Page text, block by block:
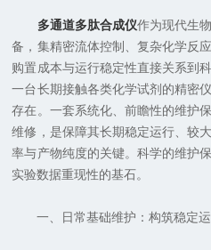
多通道多肽合成仪作为现代生
备，集精密流体控制、复杂化学反
购置成本与运行稳定性直接关系到
一台长期接触各类化学试剂的精密
存在。一套系统化、前瞻性的维护
维修，是保障其长期稳定运行、较
率与产物纯度的关键。科学的维护
实验数据重现性的基石。
一、日常基础维护：构筑稳定运